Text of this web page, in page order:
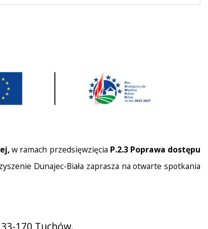
w ramach przedsięwzięcia P.2.3 Poprawa dostępu
Dunajec-Biała zaprasza na otwarte spotkania
170 Tuchów.